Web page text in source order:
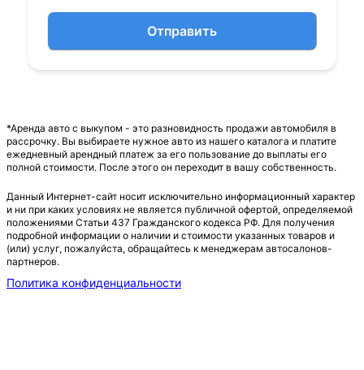
Отправить
*Аренда авто с выкупом - это разновидность продажи автомобиля в
рассрочку. Вы выбираете нужное авто из нашего каталога и платите
ежедневный арендный платеж за его пользование до выплаты его
полной стоимости. После этого он переходит в вашу собственность.
Данный Интернет-сайт носит исключительно информационный характер
и ни при каких условиях не является публичной офертой, определяемой
положениями Статьи 437 Гражданского кодекса РФ. Для получения
подробной информации о наличии и стоимости указанных товаров и
(или) услуг, пожалуйста, обращайтесь к менеджерам автосалонов-
партнеров.
Политика конфиденциальности